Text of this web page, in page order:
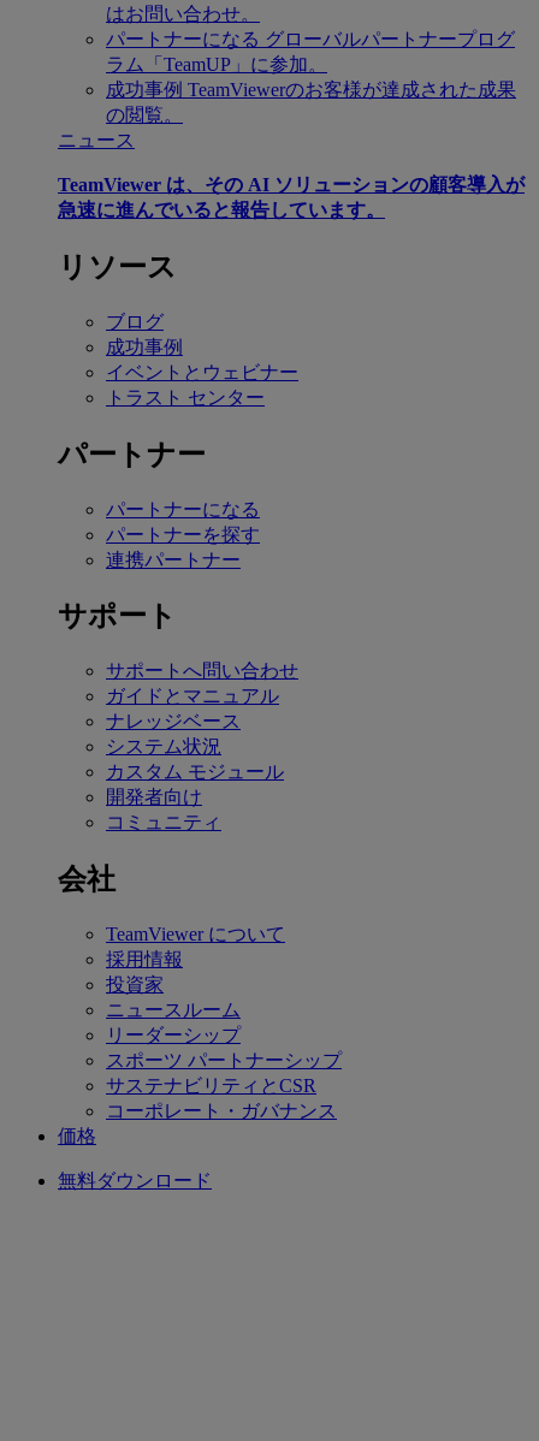
はお問い合わせ。
パートナーになる グローバルパートナープログ
ラム「TeamUP」に参加。
成功事例 TeamViewerのお客様が達成された成果
の閲覧。
ニュース
TeamViewer は、その AI ソリューションの顧客導入が
急速に進んでいると報告しています。
リソース
ブログ
成功事例
イベントとウェビナー
トラスト センター
パートナー
パートナーになる
パートナーを探す
連携パートナー
サポート
サポートへ問い合わせ
ガイドとマニュアル
ナレッジベース
システム状況
カスタム モジュール
開発者向け
コミュニティ
会社
TeamViewer について
採用情報
投資家
ニュースルーム
リーダーシップ
スポーツ パートナーシップ
サステナビリティとCSR
コーポレート・ガバナンス
価格
無料ダウンロード